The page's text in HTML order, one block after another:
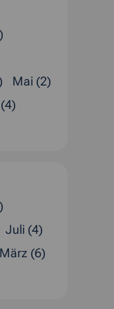
Mai (2)
Juli (4)
März (6)